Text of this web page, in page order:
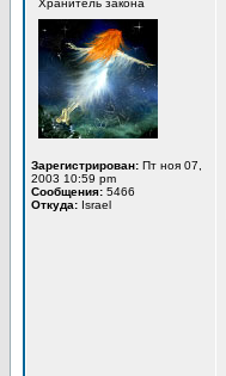
Хранитель закона
Зарегистрирован: Пт ноя 07,
2003 10:59 pm
Сообщения: 5466
Откуда: Israel